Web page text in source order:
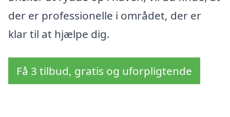
der er professionelle i området, der er
klar til at hjælpe dig.
Få 3 tilbud, gratis og uforpligtende